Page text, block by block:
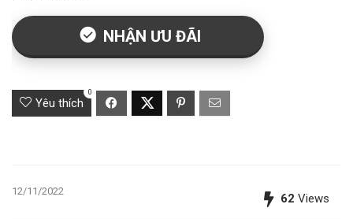
NHẬN ƯU ĐÃI
Yêu thích
0
12/11/2022
62 Views